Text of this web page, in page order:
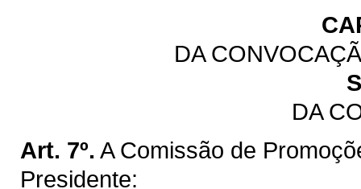
DA
DA
Art. 7º. A Comissão de
Presidente: